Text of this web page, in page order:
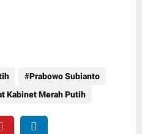
Prabowo Subianto
Kabinet Merah Putih